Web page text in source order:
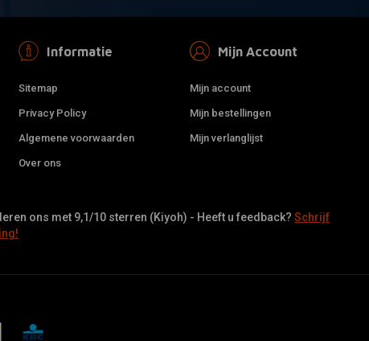
Informatie
Sitemap
Privacy Policy
Algemene voorwaarden
Over ons
Mijn Account
Mijn account
Mijn bestellingen
Mijn verlanglijst
ons met 9,1/10 sterren (Kiyoh) - Heeft u feedback?Schrijf